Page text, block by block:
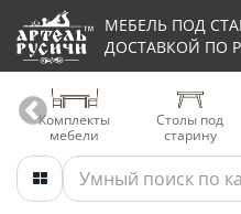
МЕБЕЛЬ ПОД
ДОСТАВКОЙ ПО
Комплекты
мебели
Столы под
старину